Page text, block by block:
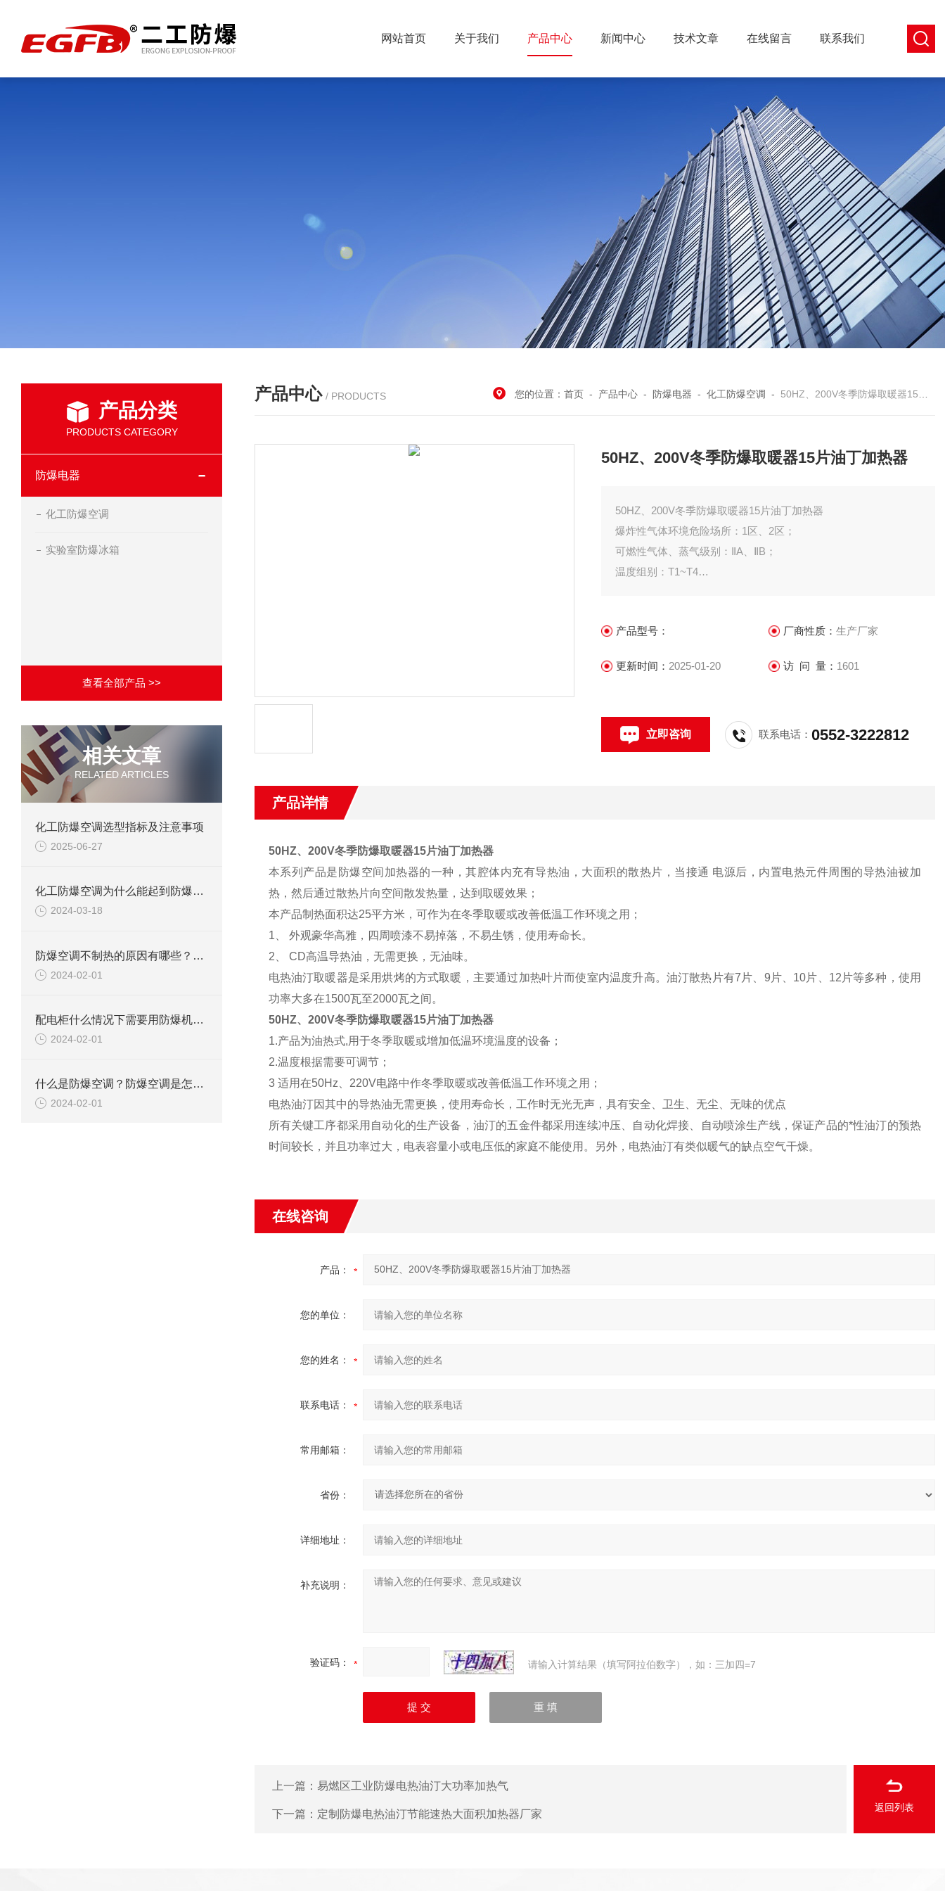
网站首页 关于我们 产品中心 新闻中心 技术文章 在线留言 联系我们
产品分类
PRODUCTS CATEGORY
防爆电器
化工防爆空调
实验室防爆冰箱
查看全部产品 >>
相关文章
RELATED ARTICLES
化工防爆空调选型指标及注意事项
2025-06-27
化工防爆空调为什么能起到防爆作用？
2024-03-18
防爆空调不制热的原因有哪些？如何解决
2024-02-01
配电柜什么情况下需要用防爆机柜空调？
2024-02-01
什么是防爆空调？防爆空调是怎么防爆的？
2024-02-01
产品中心 / PRODUCTS 您的位置：首页 - 产品中心 - 防爆电器 -化工防爆空调 - 50HZ、200V冬季防爆取暖器15片油丁加热器
50HZ、200V冬季防爆取暖器15片油丁加热器
50HZ、200V冬季防爆取暖器15片油丁加热器
爆炸性气体环境危险场所：1区、2区；
可燃性气体、蒸气级别：ⅡA、ⅡB；
温度组别：T1~T4
铝合金壳体表面喷塑外形美观电加热管为不锈钢内部采用耐高温
产品型号： 厂商性质： 生产厂家
更新时间： 2025-01-20 访 问 量： 1601
立即咨询 联系电话：0552-3222812
产品详情
50HZ、200V冬季防爆取暖器15片油丁加热器
本系列产品是防爆空间加热器的一种，其腔体内充有导热油，大面积的散热片，当接通 电源后，内置电热元件周围的导热油被加
热，然后通过散热片向空间散发热量，达到取暖效果；
本产品制热面积达25平方米，可作为在冬季取暖或改善低温工作环境之用；
1、 外观豪华高雅，四周喷漆不易掉落，不易生锈，使用寿命长。
2、 CD高温导热油，无需更换，无油味。
电热油汀取暖器是采用烘烤的方式取暖，主要通过加热叶片而使室内温度升高。油汀散热片有7片、9片、10片、12片等多种，使用
功率大多在1500瓦至2000瓦之间。
50HZ、200V冬季防爆取暖器15片油丁加热器
1.产品为油热式,用于冬季取暖或增加低温环境温度的设备；
2.温度根据需要可调节；
3适用在50Hz、220V电路中作冬季取暖或改善低温工作环境之用；
电热油汀因其中的导热油无需更换，使用寿命长，工作时无光无声，具有安全、卫生、无尘、无味的优点
所有关键工序都采用自动化的生产设备，油汀的五金件都采用连续冲压、自动化焊接、自动喷涂生产线，保证产品的*性油汀的预热
时间较长，并且功率过大，电表容量小或电压低的家庭不能使用。另外，电热油汀有类似暖气的缺点空气干燥。
在线咨询
产品：
您的单位：
您的姓名：
联系电话：
常用邮箱：
省份：
详细地址：
补充说明：
验证码： 请输入计算结果（填写阿拉伯数字），如：三加四=7
上一篇： 易燃区工业防爆电热油汀大功率加热气
下一篇： 定制防爆电热油汀节能速热大面积加热器厂家
返回列表